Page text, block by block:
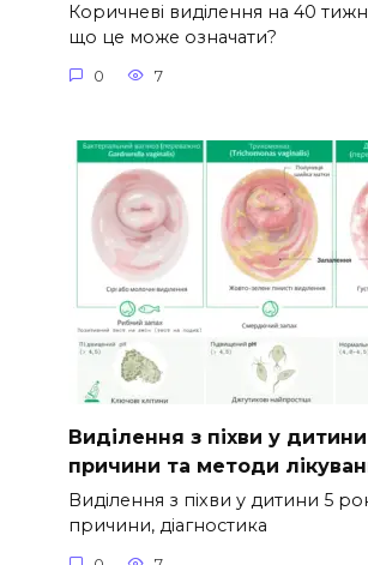
Коричневі виділення на 40 тижні
що це може означати?
0 7
Виділення з піхви у дитини
причини та методи
Виділення з піхви у дитини 5
причини, діагностика